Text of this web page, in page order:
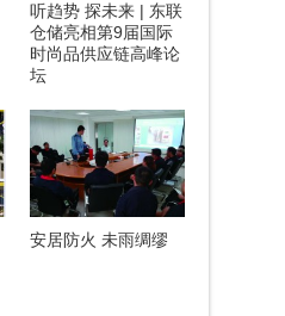
听趋势 探未来 | 东联
仓储亮相第9届国际
时尚品供应链高峰论
坛
安居防火 未雨绸缪